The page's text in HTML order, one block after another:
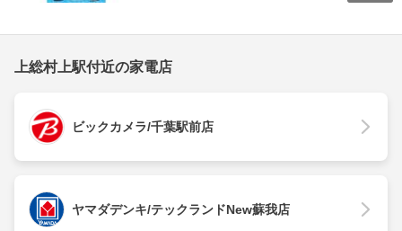
上総村上駅付近の家電店
ビックカメラ/千葉駅前店
ヤマダデンキ/テックランドNew蘇我店